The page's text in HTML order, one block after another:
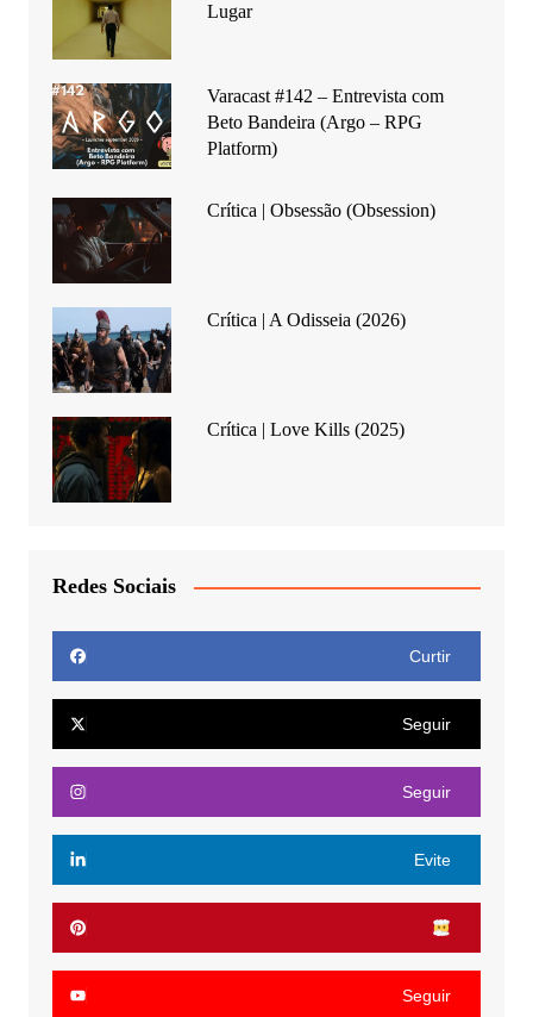
Lugar
Varacast #142 – Entrevista com
Beto Bandeira (Argo – RPG
Platform)
Crítica | Obsessão (Obsession)
Crítica | A Odisseia (2026)
Crítica | Love Kills (2025)
Redes Sociais
Curtir
Seguir
Seguir
Evite
Seguir